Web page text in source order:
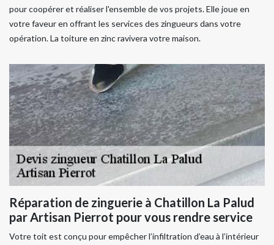
pour coopérer et réaliser l'ensemble de vos projets. Elle joue en
votre faveur en offrant les services des zingueurs dans votre
opération. La toiture en zinc ravivera votre maison.
Réparation de zinguerie à Chatillon La Palud
par Artisan Pierrot pour vous rendre service
Votre toit est conçu pour empêcher l’infiltration d’eau à l’intérieur